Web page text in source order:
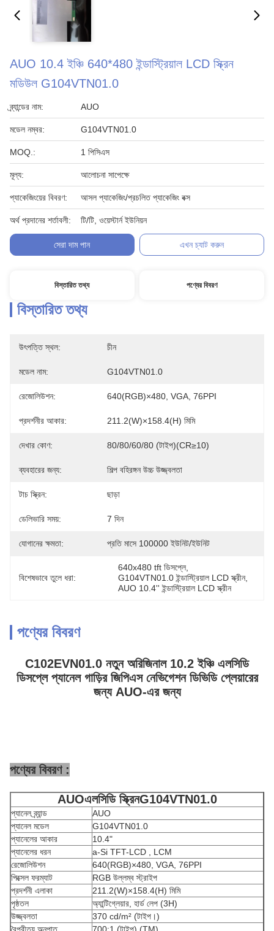
AUO 10.4 ইঞ্চি 640*480 ইন্ডাস্ট্রিয়াল LCD স্ক্রিন
মডিউল G104VTN01.0
ব্র্যান্ডের নাম: AUO
মডেল নম্বর: G104VTN01.0
MOQ.: 1 পিসিএস
মূল্য: আলোচনা সাপেক্ষে
প্যাকেজিংয়ের বিবরণ: আসল প্যাকেজিং/প্রচলিত প্যাকেজিং বক্স
অর্থ প্রদানের শর্তাবলী: টি/টি, ওয়েস্টার্ন ইউনিয়ন
সেরা দাম পান এখন চ্যাট করুন
বিস্তারিত তথ্য পণ্যের বিবরণ
বিস্তারিত তথ্য
উৎপত্তি স্থল: চীন
মডেল নাম: G104VTN01.0
রেজোলিউশন: 640(RGB)×480, VGA, 76PPI
প্রদর্শনীর আকার: 211.2(W)×158.4(H) মিমি
দেখার কোণ: 80/80/60/80 (টাইপ)(CR≥10)
ব্যবহারের জন্য: শিল্প বহিরঙ্গন উচ্চ উজ্জ্বলতা
টাচ স্ক্রিন: ছাড়া
ডেলিভারি সময়: 7 দিন
যোগানের ক্ষমতা: প্রতি মাসে 100000 ইউনিট/ইউনিট
বিশেষভাবে তুলে ধরা:
640x480 tft ডিসপ্লে
G104VTN01.0 ইন্ডাস্ট্রিয়াল LCD স্ক্রীন,
AUO 10.4'' ইন্ডাস্ট্রিয়াল LCD স্ক্রীন
পণ্যের বিবরণ
C102EVN01.0 নতুন অরিজিনাল 10.2 ইঞ্চি এলসিডি
ডিসপ্লে প্যানেল গাড়ির জিপিএস নেভিগেশন ডিভিডি প্লেয়ারের
জন্য AUO-এর জন্য
পণ্যের বিবরণ :
AUOএলসিডি স্ক্রিনG104VTN01.0
প্যানেল ব্র্যান্ড
AUO
প্যানেল মডেল
G104VTN01.0
প্যানেলের আকার
10.4"
প্যানেলের ধরন
a-Si TFT-LCD , LCM
রেজোলিউশন
640(RGB)×480, VGA, 76PPI
পিক্সেল ফরম্যাট
RGB উল্লম্ব স্ট্রাইপ
প্রদর্শনী এলাকা
211.2(W)×158.4(H) মিমি
পৃষ্ঠতল
অ্যান্টিগ্লেয়ার, হার্ড লেপ (3H)
উজ্জ্বলতা
370 cd/m² (টাইপ।)